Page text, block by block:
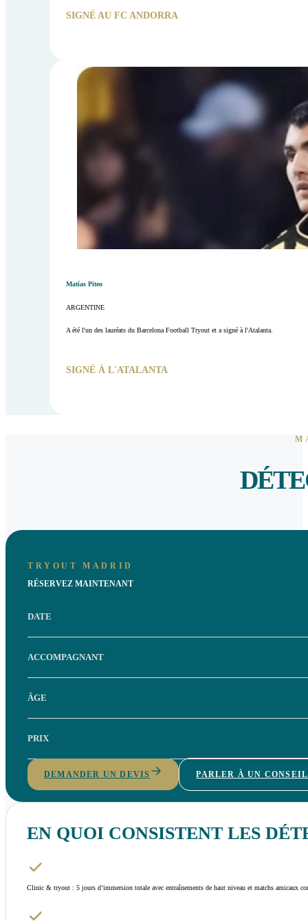
SIGNÉ AU FC ANDORRA
Matías Piteo
ARGENTINE
A été l'un des lauréats du Barcelona Football Tryout et a signé à l'Atalanta.
SIGNÉ À L'ATALANTA
TRYOUT MADRID
RÉSERVEZ MAINTENANT
DATE
ACCOMPAGNANT
ÂGE
PRIX
DEMANDER UN DEVIS PARLER À UN
EN QUOI CONSISTENT LES
Clinic & tryout : 5 jours d’immersion totale avec entraînements de haut niveau et matchs amicaux